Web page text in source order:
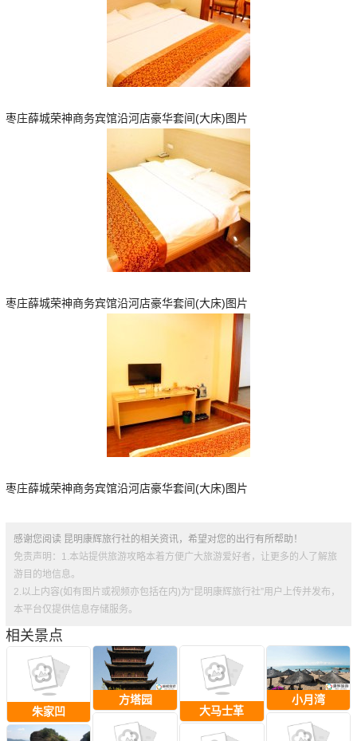
枣庄薛城荣神商务宾馆沿河店豪华套间(大床)图片
枣庄薛城荣神商务宾馆沿河店豪华套间(大床)图片
枣庄薛城荣神商务宾馆沿河店豪华套间(大床)图片
感谢您阅读 昆明康辉旅行社的相关资讯，希望对您的出行有所帮助！
免责声明：1.本站提供旅游攻略本着方便广大旅游爱好者，让更多的人了解旅
游目的地信息。
2.以上内容(如有图片或视频亦包括在内)为“昆明康辉旅行社”用户上传并发布，
本平台仅提供信息存储服务。
相关景点
朱家凹
方塔园
大马士革
小月湾